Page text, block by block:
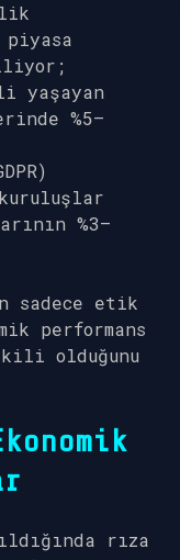
yaşayan
%5–
%3–
sadece etik
performans
olduğunu
rıza